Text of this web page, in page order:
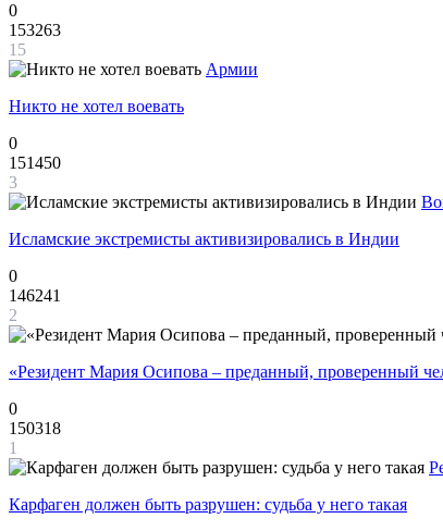
0
153263
15
Армии
Никто не хотел воевать
0
151450
3
Исламские экстремисты активизировались в Индии
0
146241
2
«Резидент Мария Осипова – преданный, проверенный
0
150318
1
Карфаген должен быть разрушен: судьба у него такая